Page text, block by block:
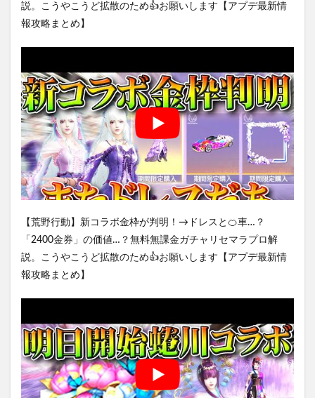
説。こうやこうど拡散のため👍お願いします【アプデ最新情
報攻略まとめ】
【荒野行動】新コラボ金枠が判明！→ドレスと🍊車…？
「2400金券」の価値…？無料無課金ガチャリセマラプロ解
説。こうやこうど拡散のため👍お願いします【アプデ最新情
報攻略まとめ】